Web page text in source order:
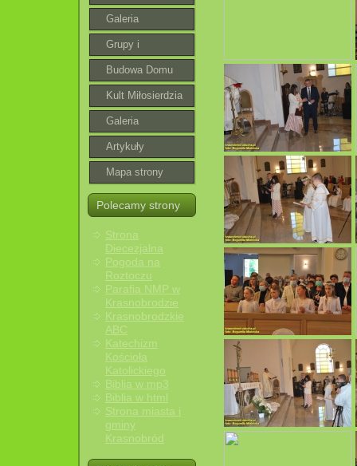
Galeria
Grupy i
wspólnoty
Budowa Domu
Parafialnego
Kult Miłosierdzia
Bożego
Galeria
roztoczańska
Artykuły
Mapa strony
Polecamy strony
Strona
Diecezjalna
Pogoda na
Roztoczu
Parafia NMP w
Krasnobrodzie
Krasnobrodzkie
ABC
Katechizm
Kościoła
Katolickiego
Biblia w mp3
Biblia w html
Strona miasta i
gminy
Krasnobród